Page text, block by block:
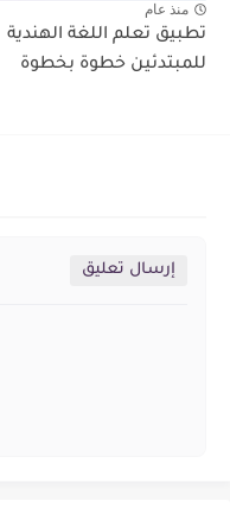
منذ عام
تطبيق تعلم اللغة الهندية
للمبتدئين خطوة بخطوة
إرسال تعليق